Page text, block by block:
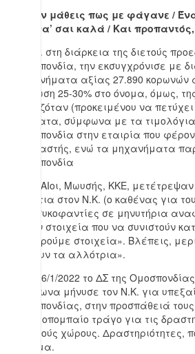
«Κι αν μάθεις πως με φάγανε /
Εσύ να’ σαι καλά / Και
Ο Ν.Κ. στη διάρκεια της διετούς
Ομοσπονδία, την εκσυγχρόνισε με
μηχανήματα αξίας 27.890
έκπτωση 25-30% στο όνομα, όμως,
εργαζόταν (προκειμένου να
χρήματα, σύμφωνα με τα
Ομοσπονδία στην εταιρία που
αγοραστής, ενώ τα μηχανήματα
Ομοσπονδία
ΣΥΡΙΖΑΙοι, Μωυσής, ΚΚΕ,
ενάντια στον Ν.Κ. (ο καθένας για
από συκοφαντίες σε μηνυτήρια
είχαν στοιχεία που να συνιστούν
«θα βρούμε στοιχεία». Βλέπεις,
κρίνουν τα αλλότρια».
Στις 16/1/2022 το ΔΣ της
ομόφωνα μήνυσε τον Ν.Κ. για
Ομοσπονδίας, στην προσπάθειά
αποδιοπομπαίο τράγο για τις
μαζικούς χώρους. Δραστηριότητες,
εύσημα.